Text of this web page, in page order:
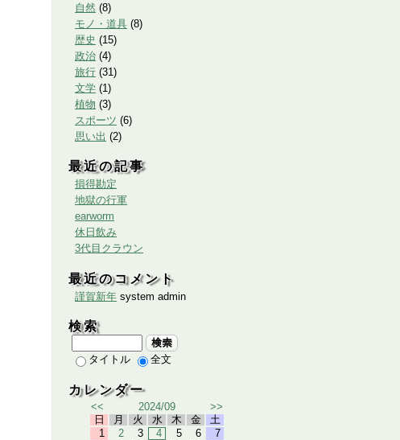
自然 (8)
モノ・道具 (8)
歴史 (15)
政治 (4)
旅行 (31 )
文学 (1 )
植物 (3)
スポーツ (6)
思い出 (2)
最近の記事
損得勘定
地獄の行軍
earworm
休日飲み
3代目クラウン
最近のコメント
謹賀新年 system admin
検索
検索
タイトル 全文
カレンダー
<< 2024/09
>>
日
月 火 水 木 金
土
1
2 3 4 5 6
7